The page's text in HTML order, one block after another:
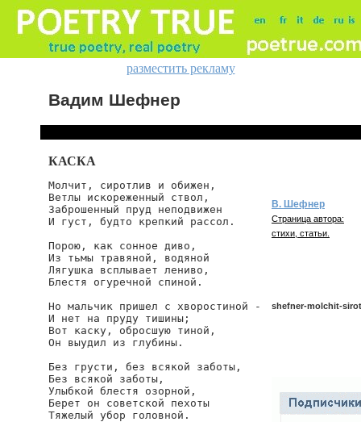
разместить рекламу
Вадим Шефнер
КАСКА
Молчит, сиротлив и обижен,
Ветлы искореженный ствол,
Заброшенный пруд неподвижен
И густ, будто крепкий рассол.
Порою, как сонное диво,
Из тьмы травяной, водяной
Лягушка всплывает лениво,
Блестя огуречной спиной.
Но мальчик пришел с хворостиной -
И нет на пруду тишины;
Вот каску, обросшую тиной,
Он выудил из глубины.
Без грусти, без всякой заботы,
Без всякой заботы,
Улыбкой блестя озорной,
Берет он советской пехоты
Тяжелый убор головной.
В. Шефнер
Страница автора:
стихи, статьи.
shefner-molchit-